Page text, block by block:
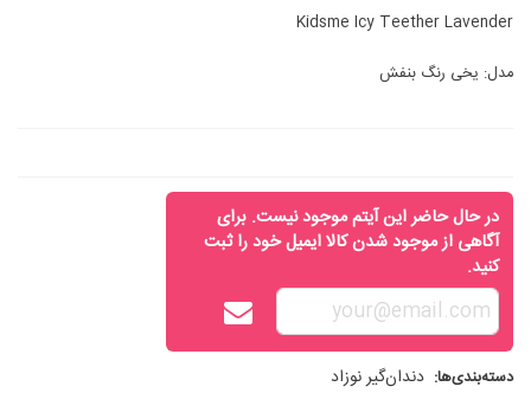
Kidsme Icy Teether Lavender
مدل: یخی رنگ بنفش
در حال حاضر این آیتم موجود نیست. برای
آگاهی از موجود شدن کالا ایمیل خود را ثبت
کنید.
دسته‌بندی‌ها: دندان‌گیر نوزاد